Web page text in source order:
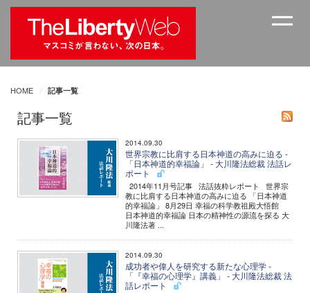
HOME 記事一覧
記事一覧
2014.09.30
世界宗教に比肩する日本神道の高みに迫る -
「日本神道的幸福論」 - 大川隆法総裁 法話レ
ポート
2014年11月号記事 法話抜粋レポート 世界宗
教に比肩する日本神道の高みに迫る 「日本神道
的幸福論」 8月29日 幸福の科学教祖殿大悟館
日本神道的幸福論 日本の精神性の源流を探る 大
川隆法著 ...
2014.09.30
成功者や偉人を研究する新たな心理学 -
「『幸福の心理学』講義」 - 大川隆法総裁 法
話レポート